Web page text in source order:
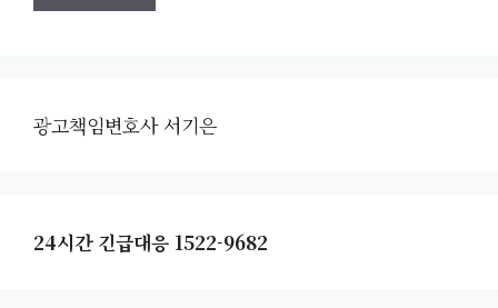
광고책임변호사 서기은
24시간 긴급대응 1522-9682